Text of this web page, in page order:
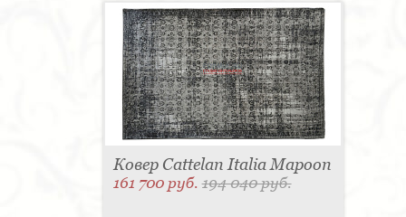
Ковер Cattelan Italia Mapoon
161 700 руб.194 040 руб.